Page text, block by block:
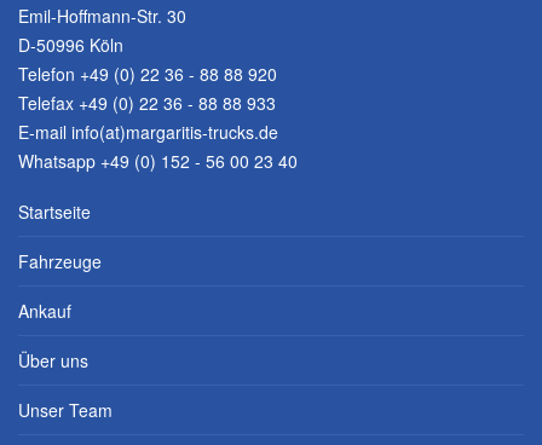
Emil-Hoffmann-Str. 30
D-50996 Köln
Telefon +49 (0) 22 36 - 88 88 920
Telefax +49 (0) 22 36 - 88 88 933
E-mail info(at)margaritis-trucks.de
Whatsapp +49 (0) 152 - 56 00 23 40
Startseite
Fahrzeuge
Ankauf
Über uns
Unser Team